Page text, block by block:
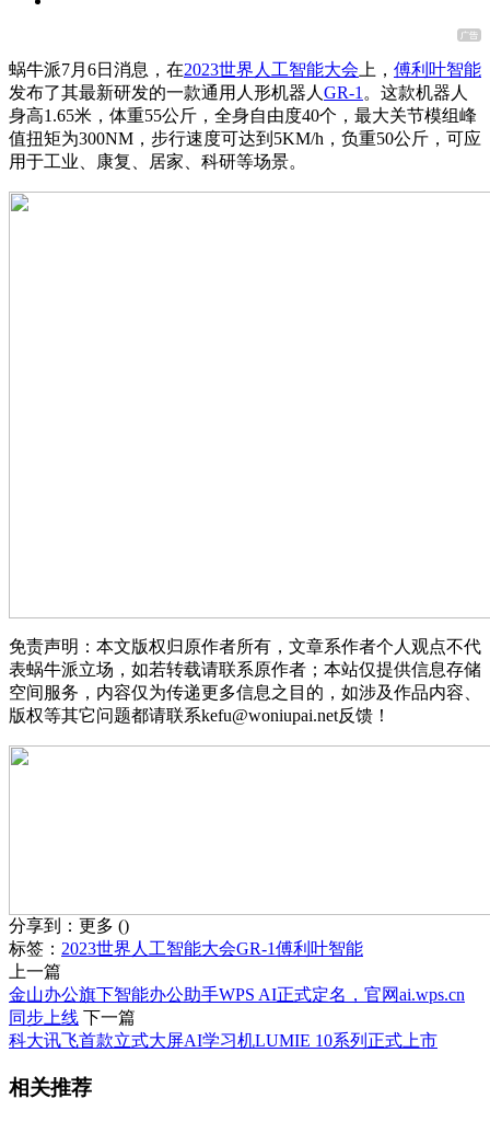
蜗牛派7月6日消息，在2023世界人工智能大会 上， 傅利叶智能
发布了其最新研发的一款通用人形机器人 GR-1 。这款机器人
身高1.65米，体重55公斤，全身自由度40个，最大关节模组峰
值扭矩为300NM，步行速度可达到5KM/h，负重50公斤，可应
用于工业、康复、居家、科研等场景。
免责声明：本文版权归原作者所有，文章系作者个人观点不代
表蜗牛派立场，如若转载请联系原作者；本站仅提供信息存储
空间服务，内容仅为传递更多信息之目的，如涉及作品内容、
版权等其它问题都请联系kefu@woniupai.net反馈！
分享到： 更多 ()
标签： 2023世界人工智能大会GR-1傅利叶智能
上一篇
金山办公旗下智能办公助手WPS AI正式定名，官网ai.wps.cn
同步上线 下一篇
科大讯飞首款立式大屏AI学习机LUMIE 10系列正式上市
相关推荐